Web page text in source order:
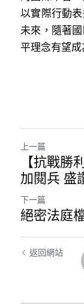
以實際行動
未來，隨著
平理念有望
上一篇
【抗戰
加閱兵 盛
下一篇
絕密法庭
返回網站